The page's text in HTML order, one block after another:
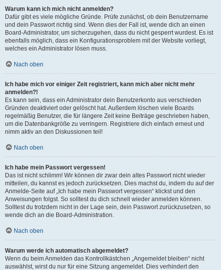
Warum kann ich mich nicht anmelden?
Dafür gibt es viele mögliche Gründe. Prüfe zunächst, ob dein Benutzername
und dein Passwort richtig sind. Wenn dies der Fall ist, wende dich an einen
Board-Administrator, um sicherzugehen, dass du nicht gesperrt wurdest. Es ist
ebenfalls möglich, dass ein Konfigurationsproblem mit der Website vorliegt,
welches ein Administrator lösen muss.
Nach oben
Ich habe mich vor einiger Zeit registriert, kann mich aber nicht mehr
anmelden?!
Es kann sein, dass ein Administrator dein Benutzerkonto aus verschieden
Gründen deaktiviert oder gelöscht hat. Außerdem löschen viele Boards
regelmäßig Benutzer, die für längere Zeit keine Beiträge geschrieben haben,
um die Datenbankgröße zu verringern. Registriere dich einfach erneut und
nimm aktiv an den Diskussionen teil!
Nach oben
Ich habe mein Passwort vergessen!
Das ist nicht schlimm! Wir können dir zwar dein altes Passwort nicht wieder
mitteilen, du kannst es jedoch zurücksetzen. Dies machst du, indem du auf der
Anmelde-Seite auf „Ich habe mein Passwort vergessen“ klickst und den
Anweisungen folgst. So solltest du dich schnell wieder anmelden können.
Solltest du trotzdem nicht in der Lage sein, dein Passwort zurückzusetzen, so
wende dich an die Board-Administration.
Nach oben
Warum werde ich automatisch abgemeldet?
Wenn du beim Anmelden das Kontrollkästchen „Angemeldet bleiben“ nicht
auswählst, wirst du nur für eine Sitzung angemeldet. Dies verhindert den